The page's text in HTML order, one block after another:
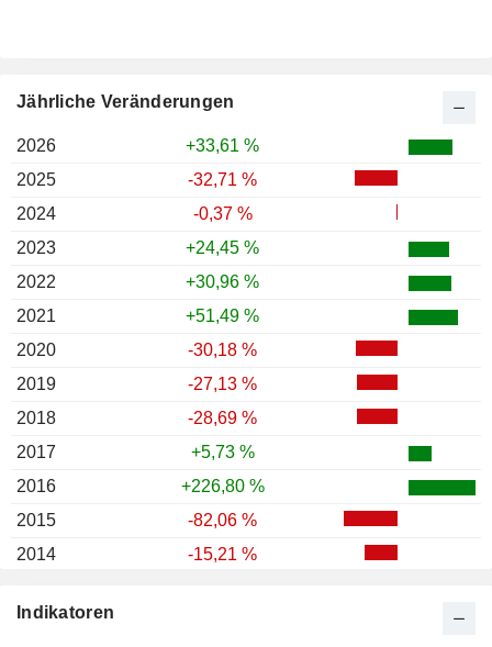
Indikatoren
Jährliche Veränderungen
2026
+33,61 %
2025
-32,71 %
2024
-0,37 %
2023
+24,45 %
2022
+30,96 %
2021
+51,49 %
2020
-30,18 %
2019
-27,13 %
2018
-28,69 %
2017
+5,73 %
2016
+226,80 %
2015
-82,06 %
2014
-15,21 %
2012